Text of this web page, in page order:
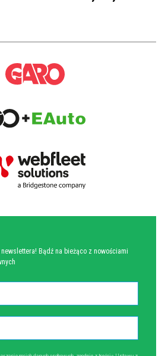
Bądź na bieżąco z nowościami